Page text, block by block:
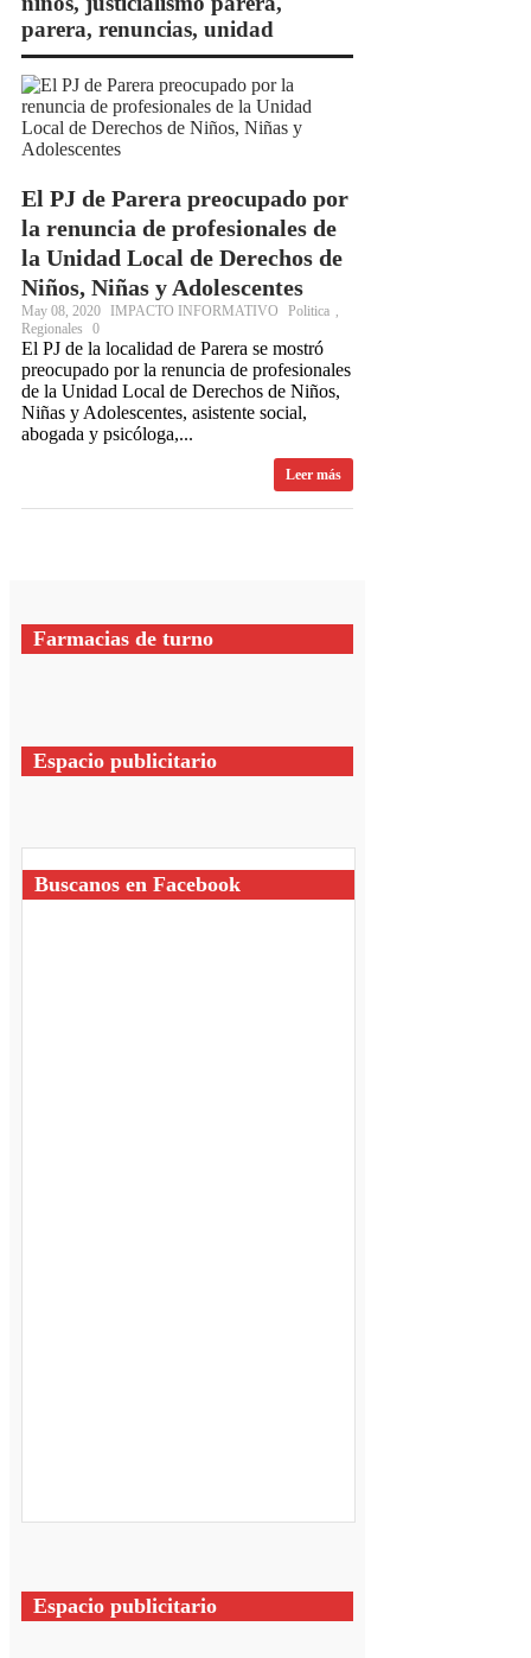
River lo descartó y el pibe Jaime brilla en
Messi?»
historia de amor: «Hoy, por fin, podemos dejar
de escondernos»
parera, renuncias, unidad
El PJ de Parera preocupado por
la renuncia de profesionales de
la Unidad Local de Derechos de
Niños, Niñas y Adolescentes
May 08, 2020 IMPACTO INFORMATIVO Politica
Regionales 0
El PJ de la localidad de Parera se mostró
preocupado por la renuncia de profesionales
de la Unidad Local de Derechos de Niños,
Niñas y Adolescentes, asistente social,
abogada y psicóloga,...
Leer más
Farmacias de turno
Espacio publicitario
Buscanos en Facebook
Espacio publicitario